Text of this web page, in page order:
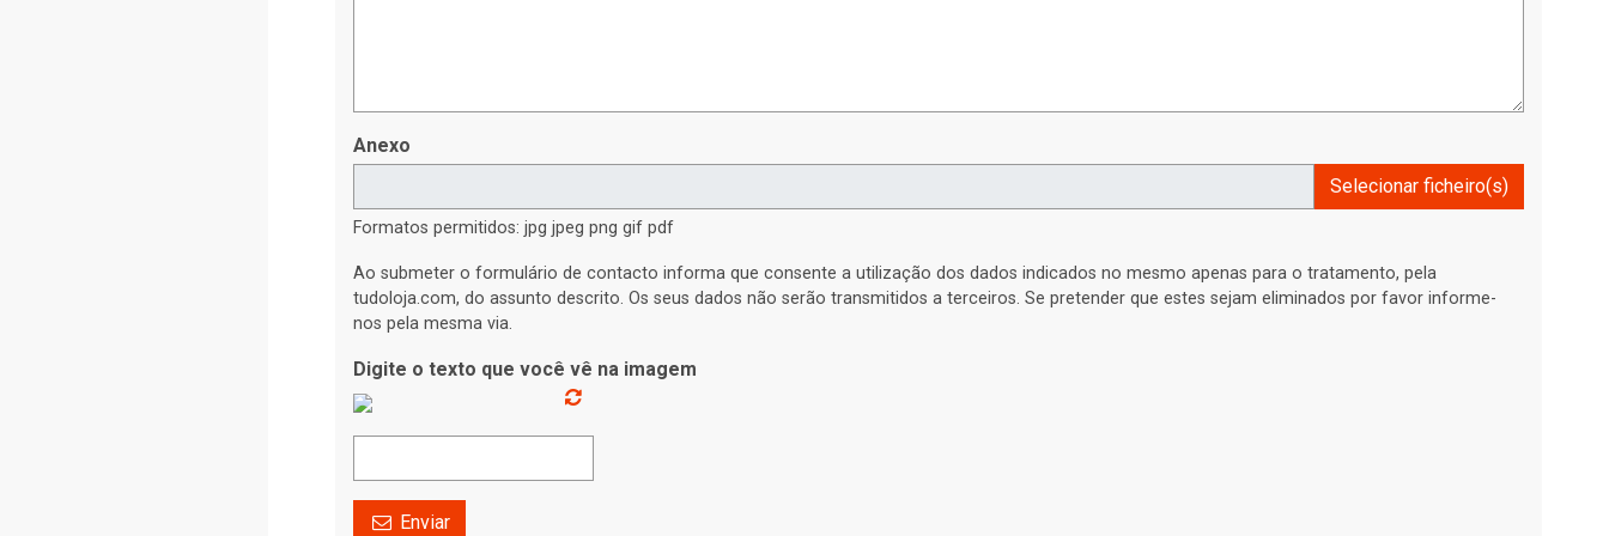
Anexo
Selecionar ficheiro(s)
Formatos permitidos: jpg jpeg png gif pdf
Ao submeter o formulário de contacto informa que consente a utilização dos dados indicados no mesmo apenas para o tratamento, pela
tudoloja.com, do assunto descrito. Os seus dados não serão transmitidos a terceiros. Se pretender que estes sejam eliminados por favor informe-
nos pela mesma via.
Digite o texto que você vê na imagem
Enviar